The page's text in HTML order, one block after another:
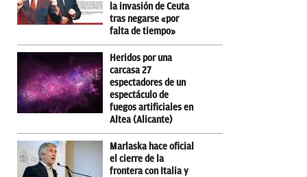
la invasión de Ceuta
tras negarse «por
falta de tiempo»
Heridos por una
carcasa 27
espectadores de un
espectáculo de
fuegos artificiales en
Altea (Alicante)
Marlaska hace oficial
el cierre de la
frontera con Italia y